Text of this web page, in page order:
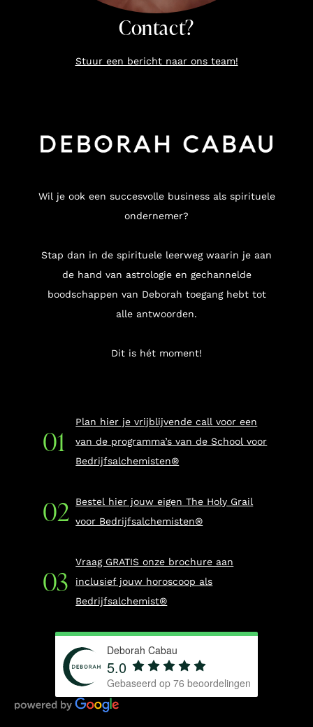
Contact?
Stuur een bericht naar ons team!
Wil je ook een succesvolle business als spirituele
ondernemer?
Stap dan in de spirituele leerweg waarin je aan
de hand van astrologie en gechannelde
boodschappen van Deborah toegang hebt tot
alle antwoorden.
Dit is hét moment!
Plan hier je vrijblijvende call voor een
van de programma’s van de School voor
Bedrijfsalchemisten®
Bestel hier jouw eigen The Holy Grail
voor Bedrijfsalchemisten®
Vraag GRATIS onze brochure aan
inclusief jouw horoscoop als
Bedrijfsalchemist®
Deborah Cabau
5.0
Gebaseerd op 76 beoordelingen